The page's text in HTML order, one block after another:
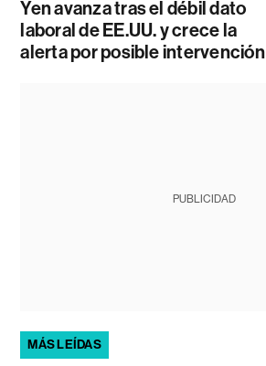
Yen avanza tras el débil dato
laboral de EE.UU. y crece la
alerta por posible intervención
PUBLICIDAD
MÁS LEÍDAS